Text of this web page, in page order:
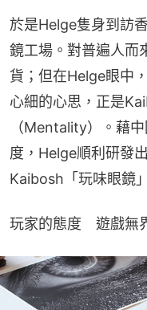
於是Helge隻身到訪
鏡工場。對普遍人而
貨；但在Helge眼中
心細的心思，正是
（Mentality）。藉
度，Helge順利研發
Kaibosh「玩味眼鏡
玩家的態度　遊戲無